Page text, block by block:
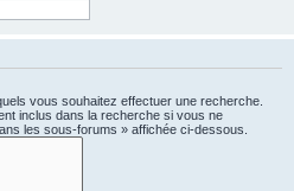
vous souhaitez effectuer une recherche.
inclus dans la recherche si vous ne
les sous-forums » affichée ci-dessous.